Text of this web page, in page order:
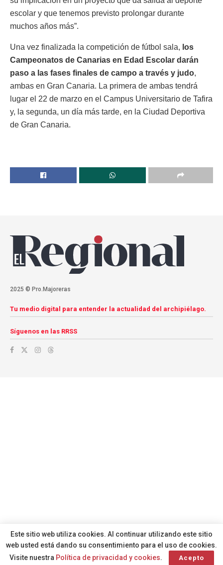
escolar y que tenemos previsto prolongar durante
muchos años más”.
Una vez finalizada la competición de fútbol sala, los
Campeonatos de Canarias en Edad Escolar darán
paso a las fases finales de campo a través y judo,
ambas en Gran Canaria. La primera de ambas tendrá
lugar el 22 de marzo en el Campus Universitario de Tafira
y, la segunda, un día más tarde, en la Ciudad Deportiva
de Gran Canaria.
2025 © Pro.Majoreras
Tu medio digital para entender la actualidad del archipiélago.
Síguenos en las RRSS
Este sitio web utiliza cookies. Al continuar utilizando este sitio
web usted está dando su consentimiento para el uso de cookies.
Visite nuestra Política de privacidad y cookies. Acepto